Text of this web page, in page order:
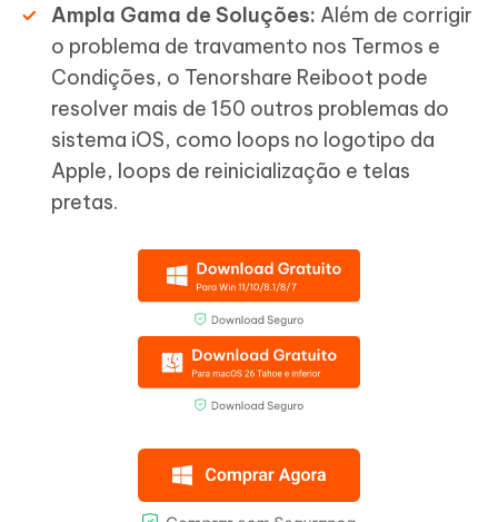
Ampla Gama de Soluções: Além de corrigir
o problema de travamento nos Termos e
Condições, o Tenorshare Reiboot pode
resolver mais de 150 outros problemas do
sistema iOS, como loops no logotipo da
Apple, loops de reinicialização e telas
pretas.